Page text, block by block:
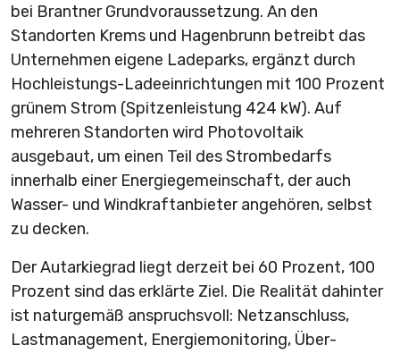
bei Brantner Grund­voraussetzung. An den
Standorten Krems und Hagenbrunn betreibt das
Unternehmen eigene Ladeparks, ergänzt durch
Hochleistungs-Ladeeinrichtungen mit 100 Prozent
grünem Strom (Spitzen­leistung 424 kW). Auf
mehreren Standorten wird Photovoltaik
ausgebaut, um einen Teil des Strombedarfs
innerhalb einer Energiegemeinschaft, der auch
Wasser- und Windkraftanbieter angehören, selbst
zu decken.
Der Autarkiegrad liegt derzeit bei 60 Prozent, 100
Prozent sind das erklärte Ziel. Die Realität dahinter
ist naturgemäß anspruchsvoll: Netzanschluss,
Lastmanagement, Energiemonitoring, Über­